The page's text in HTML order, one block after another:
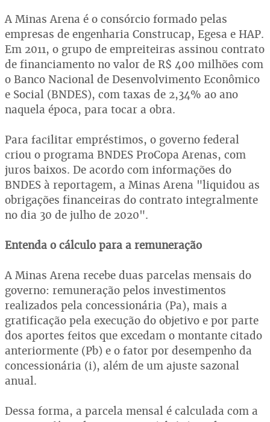
A Minas Arena é o consórcio formado pelas
empresas de engenharia Construcap, Egesa e HAP.
Em 2011, o grupo de empreiteiras assinou contrato
de financiamento no valor de R$ 400 milhões com
o Banco Nacional de Desenvolvimento Econômico
e Social (BNDES), com taxas de 2,34% ao ano
naquela época, para tocar a obra.
Para facilitar empréstimos, o governo federal
criou o programa BNDES ProCopa Arenas, com
juros baixos. De acordo com informações do
BNDES à reportagem, a Minas Arena "liquidou as
obrigações financeiras do contrato integralmente
no dia 30 de julho de 2020".
Entenda o cálculo para a remuneração
A Minas Arena recebe duas parcelas mensais do
governo: remuneração pelos investimentos
realizados pela concessionária (Pa), mais a
gratificação pela execução do objetivo e por parte
dos aportes feitos que excedam o montante citado
anteriormente (Pb) e o fator por desempenho da
concessionária (i), além de um ajuste sazonal
anual.
Dessa forma, a parcela mensal é calculada com a